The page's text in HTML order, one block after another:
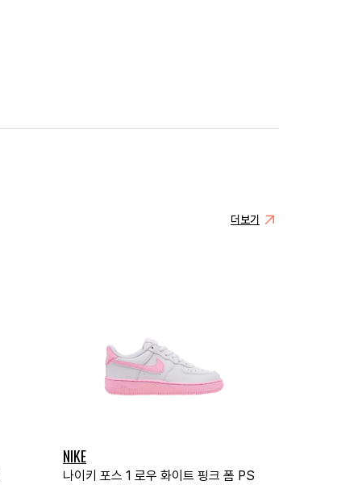
더보기
NIKE
나이키 포스 1 로우 화이트 핑크 폼 PS